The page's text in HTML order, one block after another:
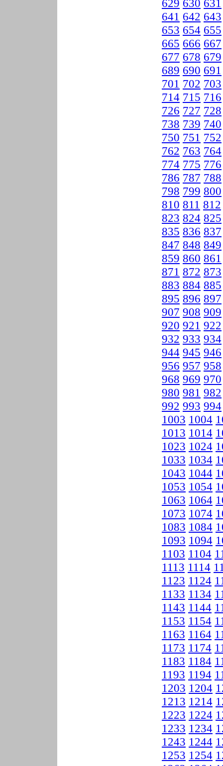
629 630 631
641 642 643
653 654 655
665 666 667
677 678 679
689 690 691
701 702 703
714 715 716
726 727 728
738 739 740
750 751 752
762 763 764
774 775 776
786 787 788
798 799 800
810 811 812
823 824 825
835 836 837
847 848 849
859 860 861
871 872 873
883 884 885
895 896 897
907 908 909
920 921 922
932 933 934
944 945 946
956 957 958
968 969 970
980 981 982
992 993 994
1003 1004
1013 1014
1023 1024
1033 1034
1043 1044
1053 1054
1063 1064
1073 1074
1083 1084
1093 1094
1103 1104
1113 1114
1123 1124
1133 1134
1143 1144
1153 1154
1163 1164
1173 1174
1183 1184
1193 1194
1203 1204
1213 1214
1223 1224
1233 1234
1243 1244
1253 1254